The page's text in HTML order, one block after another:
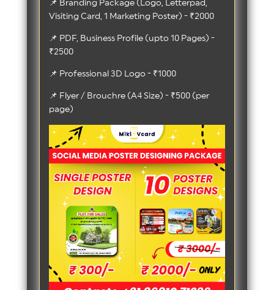
📌 Branding Package (Logo, Letterpad,
Visiting Card, 1 Marketing Poster) - ₹2000
📌 PDF, Business Profile (upto 10 Pages) -
₹2500
📌 Professional 3D Logo - ₹1000
📌 Flyer / Brouchre (A4 Size) - ₹500 (per
page)